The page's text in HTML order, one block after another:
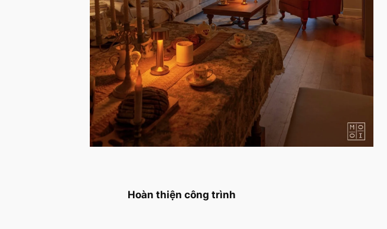
Hoàn thiện công trình